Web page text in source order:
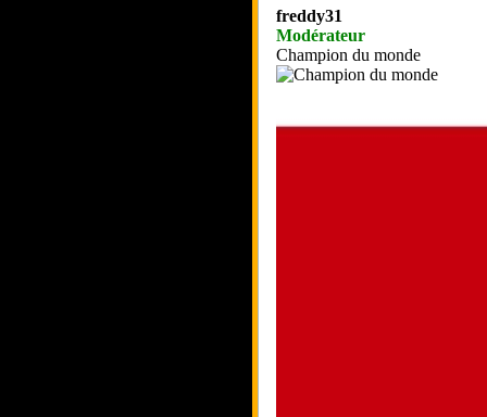
freddy31
Modérateur
Champion du monde